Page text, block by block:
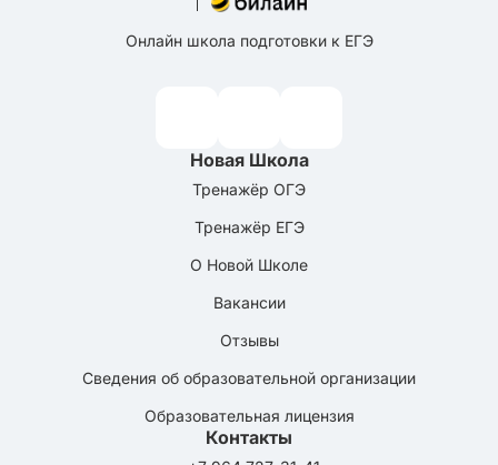
Онлайн школа подготовки к ЕГЭ
Новая Школа
Тренажёр ОГЭ
Тренажёр ЕГЭ
О Новой Школе
Вакансии
Отзывы
Сведения об образовательной организации
Образовательная лицензия
Контакты